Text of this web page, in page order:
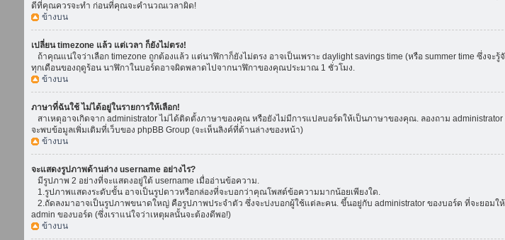
ดีที่คุณควรจะทำ ก่อนที่คุณจะคำนวณเวลาผิด!
ข้างบน
เปลี่ยน timezone แล้ว แต่เวลา ก็ยังไม่ตรง!
ถ้าคุณแน่ใจว่าเลือก timezone ถูกต้องแล้ว แต่นาฬิกาก็ยังไม่ตรง อาจเป็นเพราะ daylight savings time (หรือ summer time ซึ่งจ
ทุกเดือนของฤดูร้อน นาฬิกาในบอร์ดอาจผิดพลาดไปจากนาฬิกาของคุณประมาณ 1 ชั่วโมง.
ข้างบน
ภาษาที่ฉันใช้ ไม่ได้อยู่ในรายการให้เลือก!
สาเหตุอาจเกิดจาก administrator ไม่ได้ติดตั้งภาษาของคุณ หรือยังไม่มีการแปลบอร์ดให้เป็นภาษาของคุณ. ลองถาม
จะพบข้อมูลเพิ่มเติมที่เว็บของ phpBB Group (จะเห็นลิงค์ที่ด้านล่างของหน้า)
ข้างบน
จะแสดงรูปภาพด้านล่าง username อย่างไร?
มีรูปภาพ 2 อย่างที่จะแสดงอยู่ใต้ username เมื่ออ่านข้อความ.
1.รูปภาพแสดงระดับขั้น อาจเป็นรูปดาวหรือกล่องที่จะบอกว่าคุณโพสต์ข้อความมากน้อยเพียงใด.
2.ถัดลงมาอาจเป็นรูปภาพขนาดใหญ่ คือรูปภาพประจำตัว ซึ่งจะบ่งบอกผู้ใช้แต่ละคน. ขึ้นอยู่กับ administrator ของบอร์ด ที่จะยอ
admin ของบอร์ด (ซึ่งเราแน่ใจว่าเหตุผลนั้นจะต้องดีพอ!)
ข้างบน